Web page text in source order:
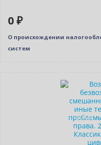
0 ₽
О происхождении
систем
Индивидуальный подход